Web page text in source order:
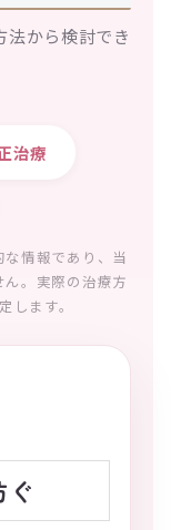
法から検討でき
治療
情報であり、当
。実際の治療方
します。